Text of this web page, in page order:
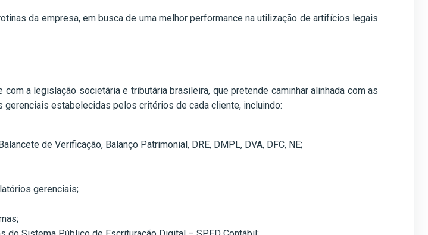
da empresa, em busca de uma melhor performance na utilização de artifícios legais
a legislação societária e tributária brasileira, que pretende caminhar alinhada com as
estabelecidas pelos critérios de cada cliente, incluindo:
de Verificação, Balanço Patrimonial, DRE, DMPL, DVA, DFC, NE;
gerenciais;